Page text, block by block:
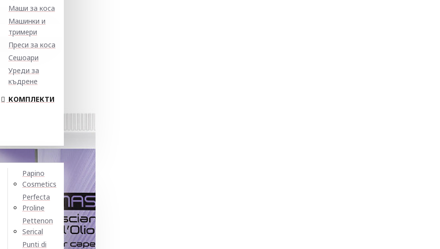
Маши за коса
Машинки и
тримери
Преси за коса
Сешоари
Уреди за
къдрене
КОМПЛЕКТИ
Papino
Cosmetics
Perfecta
Proline
Pettenon
Serical
Punti di